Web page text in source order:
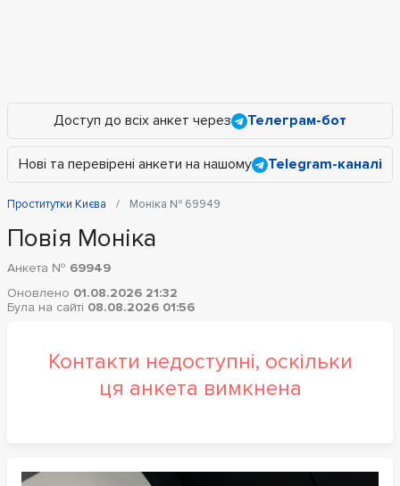
Доступ до всіх анкет через Телеграм-бот
Нові та перевірені анкети на нашому Telegram-каналі
Проститутки Києва Моніка № 69949
Повія Моніка
Анкета № 69949
Оновлено 01.08.2026 21:32
Була на сайті 08.08.2026 01:56
Контакти недоступні, оскільки
ця анкета вимкнена